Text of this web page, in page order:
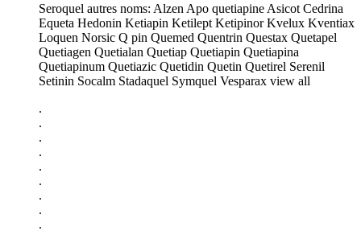
Seroquel autres noms: Alzen Apo quetiapine Asicot Cedrina
Equeta Hedonin Ketiapin Ketilept Ketipinor Kvelux Kventiax
Loquen Norsic Q pin Quemed Quentrin Questax Quetapel
Quetiagen Quetialan Quetiap Quetiapin Quetiapina
Quetiapinum Quetiazic Quetidin Quetin Quetirel Serenil
Setinin Socalm Stadaquel Symquel Vesparax view all
.
.
.
.
.
.
.
.
.